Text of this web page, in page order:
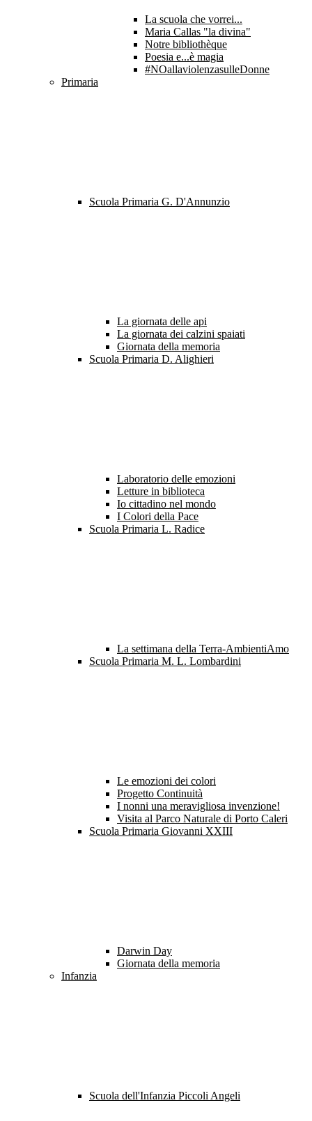
La scuola che vorrei...
Maria Callas "la divina"
Notre bibliothèque
Poesia e...è magia
#NOallaviolenzasulleDonne
Primaria
Scuola Primaria G. D'Annunzio
La giornata delle api
La giornata dei calzini spaiati
Giornata della memoria
Scuola Primaria D. Alighieri
Laboratorio delle emozioni
Letture in biblioteca
Io cittadino nel mondo
I Colori della Pace
Scuola Primaria L. Radice
La settimana della Terra-AmbientiAmo
Scuola Primaria M. L. Lombardini
Le emozioni dei colori
Progetto Continuità
I nonni una meravigliosa invenzione!
Visita al Parco Naturale di Porto Caleri
Scuola Primaria Giovanni XXIII
Darwin Day
Giornata della memoria
Infanzia
Scuola dell'Infanzia Piccoli Angeli